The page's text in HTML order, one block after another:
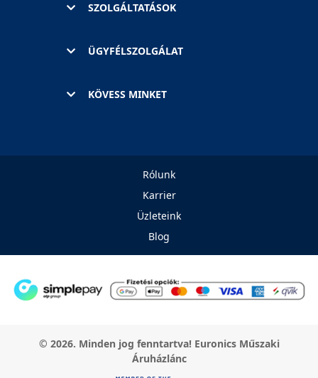
SZOLGÁLTATÁSOK
ÜGYFÉLSZOLGÁLAT
KÖVESS MINKET
Rólunk
Karrier
Üzleteink
Blog
© 2026. Minden jog fenntartva! Euronics Műszaki
Áruházlánc